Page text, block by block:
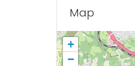
Map
+
−